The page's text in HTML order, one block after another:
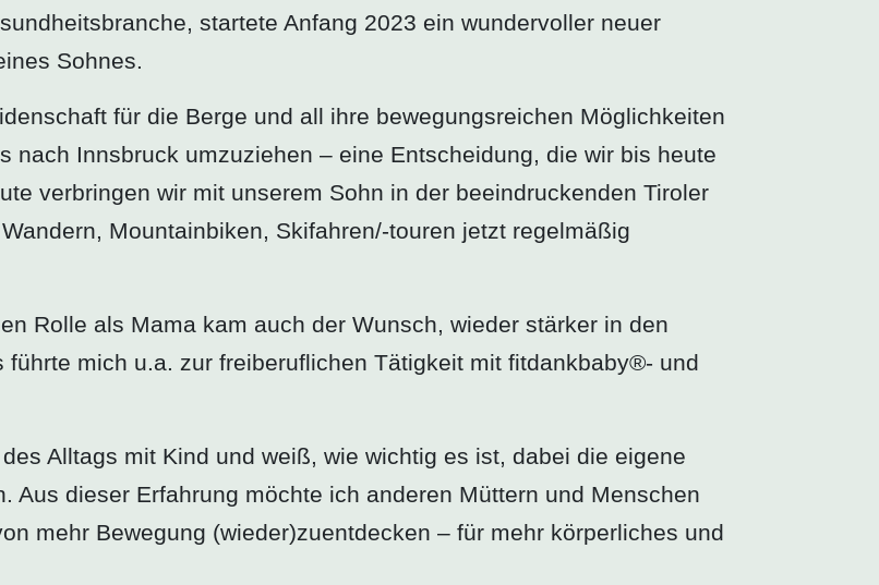
startete Anfang 2023 ein wundervoller neuer
Sohnes.
für die Berge und all ihre bewegungsreichen Möglichkeiten
nach Innsbruck umzuziehen – eine Entscheidung, die wir bis heute
verbringen wir mit unserem Sohn in der beeindruckenden Tiroler
Mountainbiken, Skifahren/-touren jetzt regelmäßig
Rolle als Mama kam auch der Wunsch, wieder stärker in den
mich u.a. zur freiberuflichen Tätigkeit mit fitdankbaby®- und
Alltags mit Kind und weiß, wie wichtig es ist, dabei die eigene
Aus dieser Erfahrung möchte ich anderen Müttern und Menschen
mehr Bewegung (wieder)zuentdecken – für mehr körperliches und